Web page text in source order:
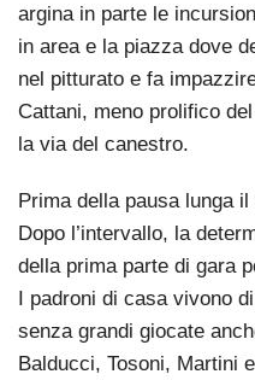
argina in parte le
in area e la piazza dove
nel pitturato e fa
Cattani, meno prolifico
la via del canestro.
Prima della pausa lunga
Dopo l’intervallo, la
della prima parte di gara
I padroni di casa vivono
senza grandi giocate
Balducci, Tosoni, Martini